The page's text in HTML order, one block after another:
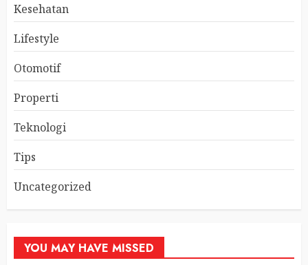
Kesehatan
Lifestyle
Otomotif
Properti
Teknologi
Tips
Uncategorized
YOU MAY HAVE MISSED